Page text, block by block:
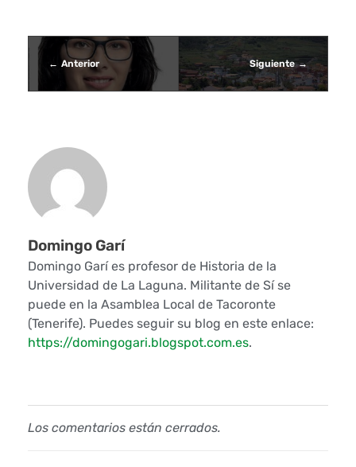
l
l
h
i
t
o
r
a
Anterior Siguiente
Domingo Garí
Domingo Garí es profesor de Historia de la
Universidad de La Laguna. Militante de Sí se
puede en la Asamblea Local de Tacoronte
(Tenerife). Puedes seguir su blog en este enlace:
https://domingogari.blogspot.com.es.
Los comentarios están cerrados.